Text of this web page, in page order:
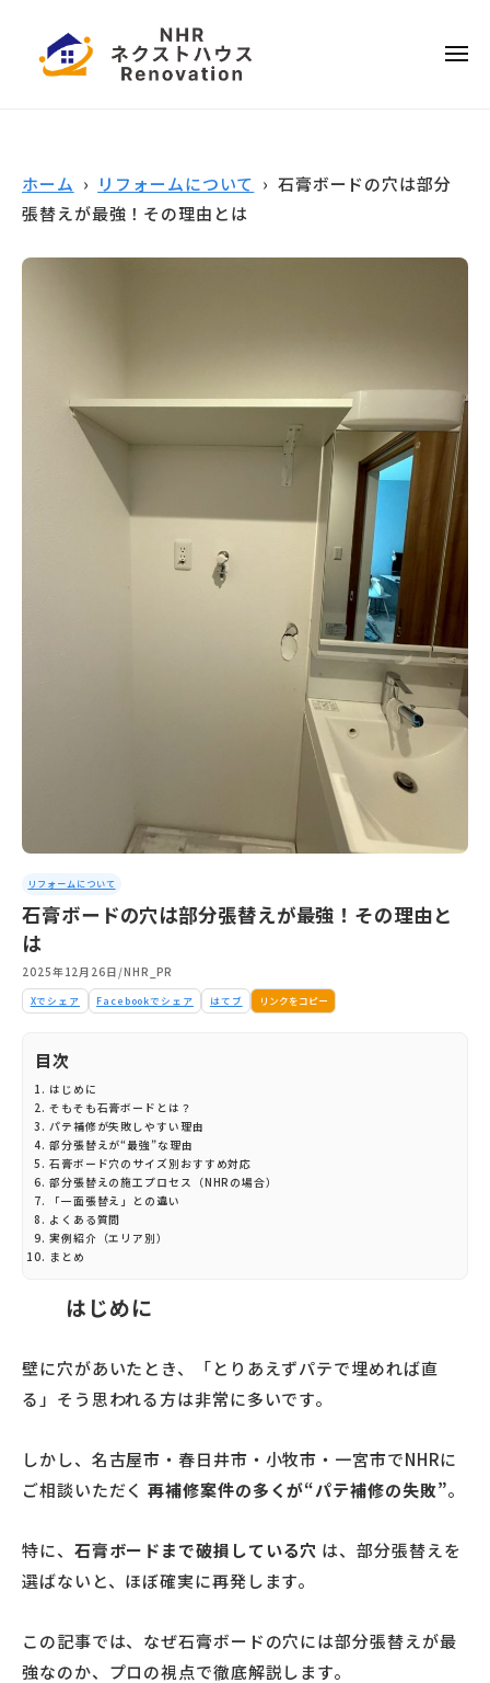
ウ
ス
リ
メ
ホーム › リフォームについて › 石膏ボードの穴は部分
張替えが最強！その理由とは
リフォームについて
石膏ボードの穴は部分張替えが最強！その理由と
は
2025年12月26日 /NHR_PR
Xでシェア Facebookでシェア はてブ リンクをコピー
目次
はじめに
そもそも石膏ボードとは？
パテ補修が失敗しやすい理由
部分張替えが“最強”な理由
石膏ボード穴のサイズ別おすすめ対応
部分張替えの施工プロセス（NHRの場合）
「一面張替え」との違い
よくある質問
実例紹介（エリア別）
まとめ
はじめに
壁に穴があいたとき、「とりあえずパテで埋めれば直
る」そう思われる方は非常に多いです。
しかし、名古屋市・春日井市・小牧市・一宮市でNHRに
ご相談いただく再補修案件の多くが“パテ補修の失敗”。
特に、 石膏ボードまで破損している穴 は、部分張替えを
選ばないと、ほぼ確実に再発します。
この記事では、なぜ石膏ボードの穴には部分張替えが最
強なのか、プロの視点で徹底解説します。
ォ
ー